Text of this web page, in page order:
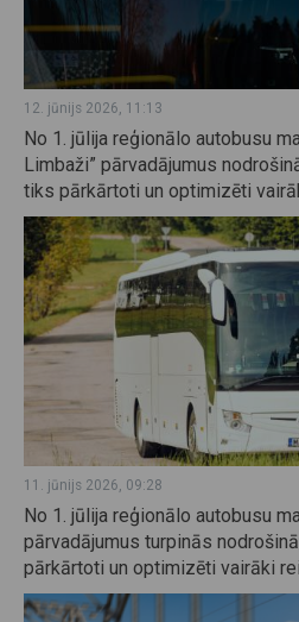
12. jūnijs 2026, 11:13
No 1. jūlija reģionālo autobusu
Limbaži” pārvadājumus
tiks pārkārtoti un optimizēti
11. jūnijs 2026, 09:28
No 1. jūlija reģionālo autobusu
pārvadājumus turpinās
pārkārtoti un optimizēti vairāki